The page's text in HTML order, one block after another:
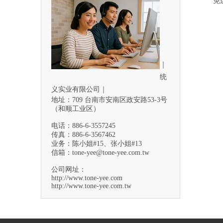
统
义实业有限公司｜
地址：709 台南市安南区政安路53-3号
（和顺工业区）
电话：886-6-3557245
传真：886-6-3567462
业务：陈小姐#15、张小姐#13
信箱： tone-yee@tone-yee.com.tw
公司网址：
http://www.tone-yee.com
http://www.tone-yee.com.tw